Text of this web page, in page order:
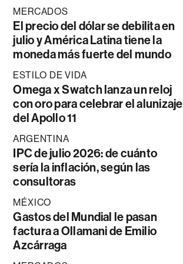
MERCADOS
El precio del dólar se debilita en
julio y América Latina tiene la
moneda más fuerte del mundo
ESTILO DE VIDA
Omega x Swatch lanza un reloj
con oro para celebrar el alunizaje
del Apollo 11
ARGENTINA
IPC de julio 2026: de cuánto
sería la inflación, según las
consultoras
MÉXICO
Gastos del Mundial le pasan
factura a Ollamani de Emilio
Azcárraga